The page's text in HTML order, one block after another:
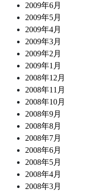
2009年6月
2009年5月
2009年4月
2009年3月
2009年2月
2009年1月
2008年12月
2008年11月
2008年10月
2008年9月
2008年8月
2008年7月
2008年6月
2008年5月
2008年4月
2008年3月